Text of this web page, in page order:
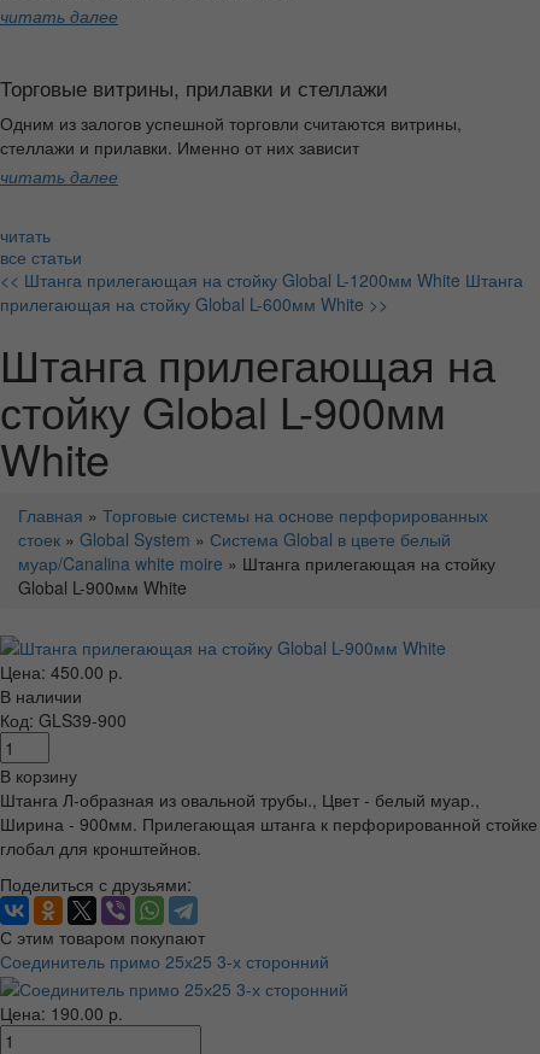
читать далее
Торговые витрины, прилавки и стеллажи
Одним из залогов успешной торговли считаются витрины,
стеллажи и прилавки. Именно от них зависит
читать далее
читать
все статьи
<< Штанга прилегающая на стойку Global L-1200мм White Штанга
прилегающая на стойку Global L-600мм White >>
Штанга прилегающая на
стойку Global L-900мм
White
Главная » Торговые системы на основе перфорированных
стоек » Global System » Система Global в цвете белый
муар/Canalina white moire » Штанга прилегающая на стойку
Global L-900мм White
Цена: 450.00 р.
В наличии
Код: GLS39-900
В корзину
Штанга Л-образная из овальной трубы., Цвет - белый муар.,
Ширина - 900мм. Прилегающая штанга к перфорированной стойке
глобал для кронштейнов.
Поделиться с друзьями:
С этим товаром покупают
Соединитель примо 25х25 3-х сторонний
Цена: 190.00 р.